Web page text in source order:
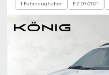
1 Fahrzeughalter EZ 07/2021